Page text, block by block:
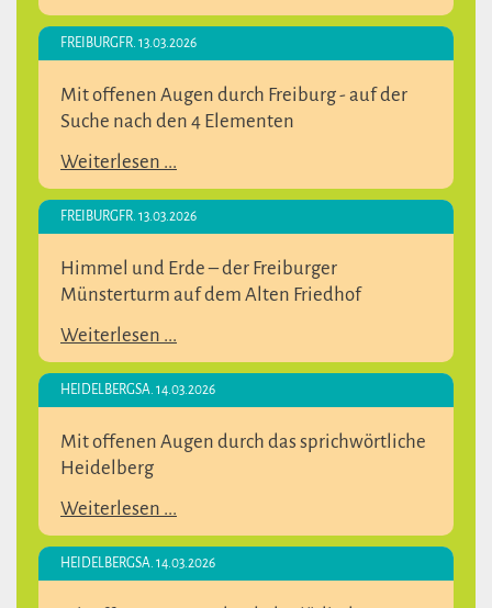
FREIBURGFR. 13.03.2026
Mit offenen Augen durch Freiburg - auf der
Suche nach den 4 Elementen
Weiterlesen ...
FREIBURGFR. 13.03.2026
Himmel und Erde – der Freiburger
Münsterturm auf dem Alten Friedhof
Weiterlesen ...
HEIDELBERGSA. 14.03.2026
Mit offenen Augen durch das sprichwörtliche
Heidelberg
Weiterlesen ...
HEIDELBERGSA. 14.03.2026